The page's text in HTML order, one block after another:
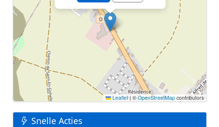
Leaflet |©OpenStreetMapcontributors
Snelle Acties